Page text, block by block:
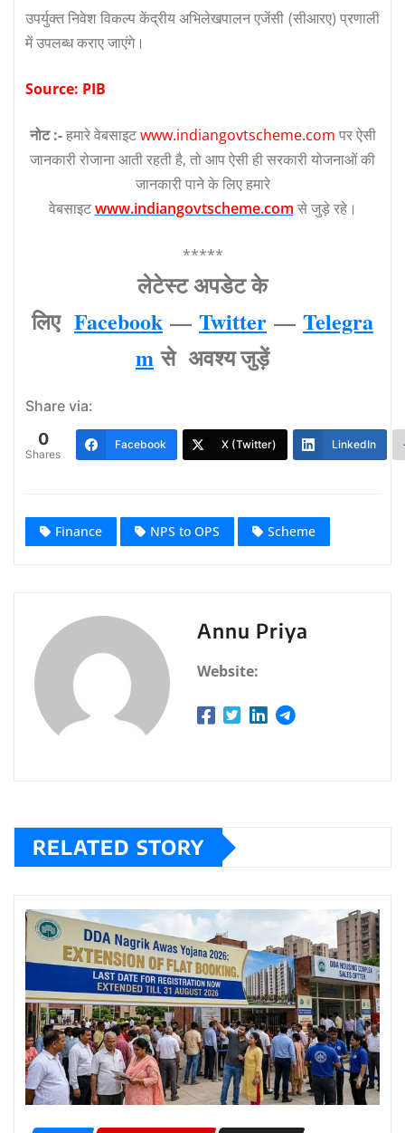
उपर्युक्त निवेश विकल्प केंद्रीय अभिलेखपालन एजेंसी (सीआरए) प्रणाली
में उपलब्ध कराए जाएंगे।
Source: PIB
नोट :-हमारे वेबसाइटwww.indiangovtscheme.com पर ऐसी
जानकारी रोजाना आती रहती है, तो आप ऐसी ही सरकारी योजनाओं की
जानकारी पाने के लिए हमारे
वेबसाइटwww.indiangovtscheme.com से जुड़े रहे।
*****
लेटेस्‍ट अपडेट के
लिए Facebook — Twitter — Telegra
m से अवश्‍य जुड़ें
Share via:
0
Shares
Facebook X (Twitter) LinkedIn
Finance NPS to OPS Scheme
Annu Priya
Website:
RELATED STORY